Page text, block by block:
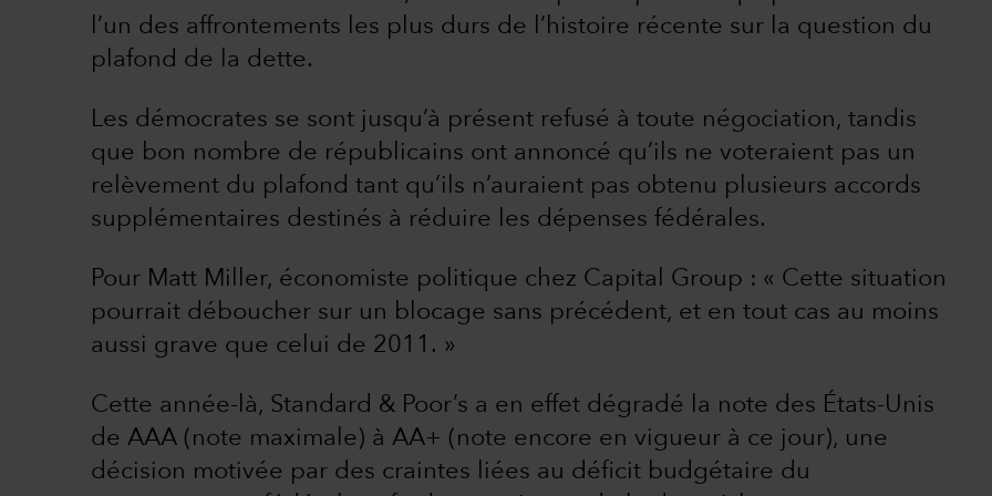
l’un des affrontements les plus durs de l’histoire récente sur la question du
plafond de la dette.
Les démocrates se sont jusqu’à présent refusé à toute négociation, tandis
que bon nombre de républicains ont annoncé qu’ils ne voteraient pas un
relèvement du plafond tant qu’ils n’auraient pas obtenu plusieurs accords
supplémentaires destinés à réduire les dépenses fédérales.
Pour Matt Miller, économiste politique chez Capital Group : « Cette situation
pourrait déboucher sur un blocage sans précédent, et en tout cas au moins
aussi grave que celui de 2011. »
Cette année-là, Standard & Poor’s a en effet dégradé la note des États-Unis
de AAA (note maximale) à AA+ (note encore en vigueur à ce jour), une
décision motivée par des craintes liées au déficit budgétaire du